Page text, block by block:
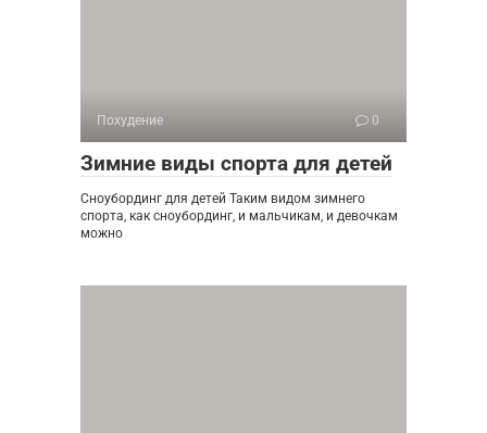
Похудение 0
Зимние виды спорта для детей
Сноубординг для детей Таким видом зимнего
спорта, как сноубординг, и мальчикам, и девочкам
можно